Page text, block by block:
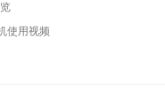
使用视频